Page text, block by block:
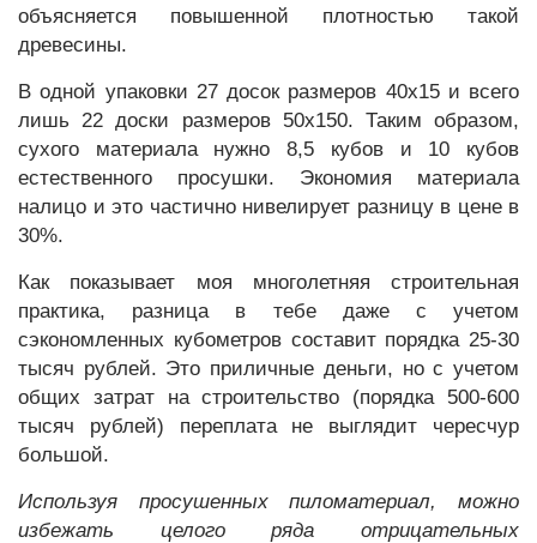
объясняется повышенной плотностью такой
древесины.
В одной упаковки 27 досок размеров 40х15 и всего
лишь 22 доски размеров 50х150. Таким образом,
сухого материала нужно 8,5 кубов и 10 кубов
естественного просушки. Экономия материала
налицо и это частично нивелирует разницу в цене в
30%.
Как показывает моя многолетняя строительная
практика, разница в тебе даже с учетом
сэкономленных кубометров составит порядка 25-30
тысяч рублей. Это приличные деньги, но с учетом
общих затрат на строительство (порядка 500-600
тысяч рублей) переплата не выглядит чересчур
большой.
Используя просушенных пиломатериал, можно
избежать целого ряда отрицательных